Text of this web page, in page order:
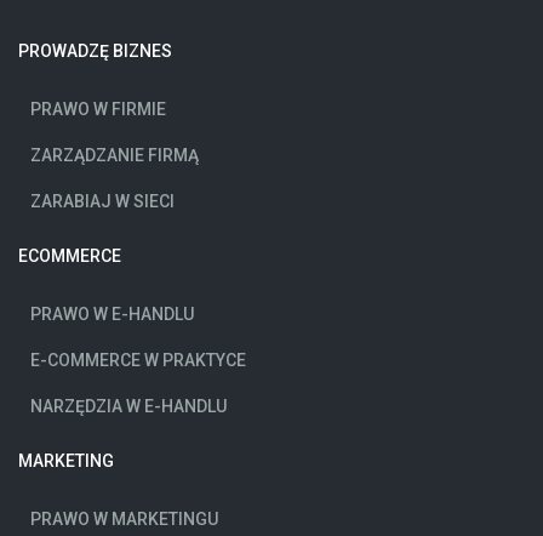
PROWADZĘ BIZNES
PRAWO W FIRMIE
ZARZĄDZANIE FIRMĄ
ZARABIAJ W SIECI
ECOMMERCE
PRAWO W E-HANDLU
E-COMMERCE W PRAKTYCE
NARZĘDZIA W E-HANDLU
MARKETING
PRAWO W MARKETINGU